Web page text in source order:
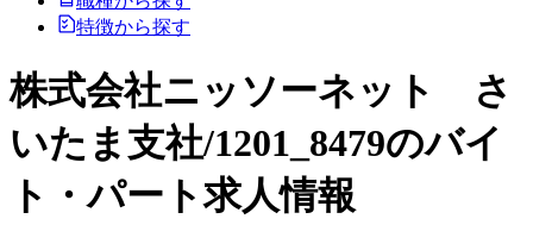
特徴から探す
株式会社ニッソーネット さ
いたま支社/1201_8479のバイ
ト・パート求人情報